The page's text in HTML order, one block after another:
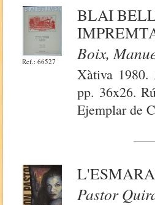
Ref.: 66527
BLAI
Boix,
Xàtiva 1980.
pp. 36x26.
Ejemplar de
Pastor